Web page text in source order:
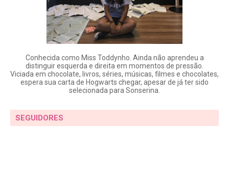
Conhecida como Miss Toddynho. Ainda não aprendeu a
distinguir esquerda e direita em momentos de pressão.
Viciada em chocolate, livros, séries, músicas, filmes e chocolates,
espera sua carta de Hogwarts chegar, apesar de já ter sido
selecionada para Sonserina.
SEGUIDORES